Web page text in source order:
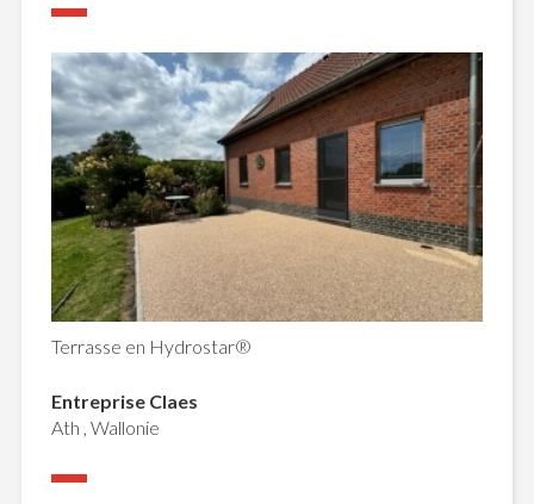
Terrasse en Hydrostar®
Entreprise Claes
Ath , Wallonie